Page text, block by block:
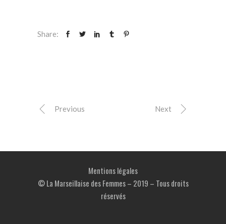
Share:
Previous Next
Mentions légales
© La Marseillaise des Femmes – 2019 – Tous droits
réservés